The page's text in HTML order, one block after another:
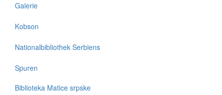
Galerie
Kobson
Nationalbibliothek Serbiens
Spuren
Biblioteka Matice srpske